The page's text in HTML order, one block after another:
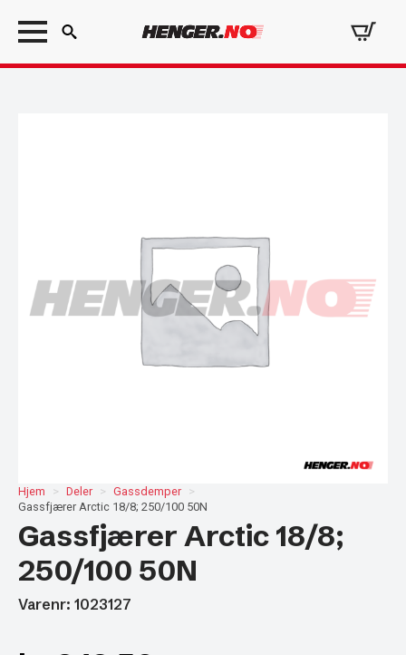
Search
Hjem Deler
Gassdemper
Gassfjærer Arctic 18/8; 250/100 50N
Gassfjærer Arctic 18/8;
250/100 50N
Varenr: 1023127